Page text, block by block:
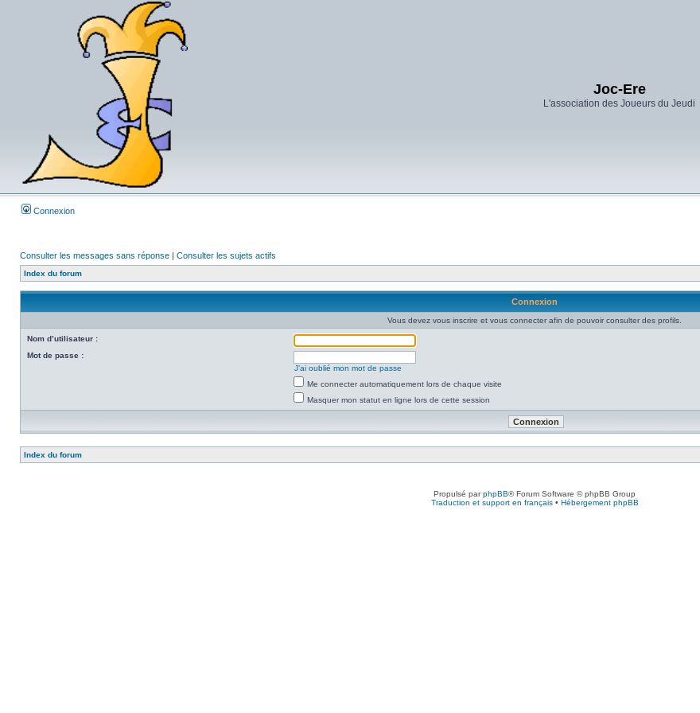
Joc-Ere
L'association des Joueurs du Jeudi
Connexion
Consulter les messages sans réponse | Consulter les sujets actifs
Index du forum
Connexion
Vous devez vous inscrire et vous connecter afin de pouvoir consulter des profils.
Nom d’utilisateur :
Mot de passe :
J’ai oublié mon mot de passe
Me connecter automatiquement lors de chaque visite
Masquer mon statut en ligne lors de cette session
Index du forum
Propulsé parphpBB® Forum Software © phpBB Group
Traduction et support en français• Hébergement phpBB